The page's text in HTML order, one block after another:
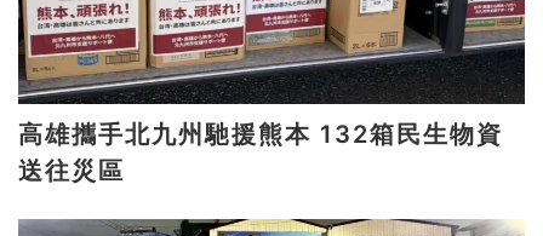
高雄攜手北九州馳援熊本 132箱民生物資
送往災區